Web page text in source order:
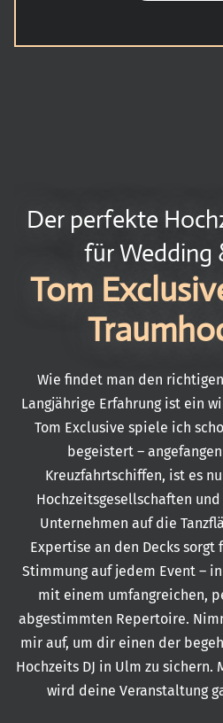
Der perfekte
für Wedding
Tom
Wie findet man den
Langjährige Erfahrung ist ein
Tom Exclusive spiele ich
begeistert –
Kreuzfahrtschiffen, ist es
Hochzeitsgesellschaften
Unternehmen auf die
Expertise an den Decks sorgt
Stimmung auf jedem Event –
mit einem umfangreichen,
abgestimmten Repertoire.
mir auf, um dir einen der
Hochzeits DJ in Ulm zu
wird deine Veranstaltung